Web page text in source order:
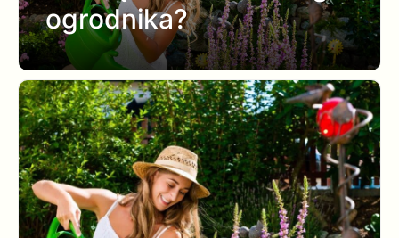
ogrodnika?